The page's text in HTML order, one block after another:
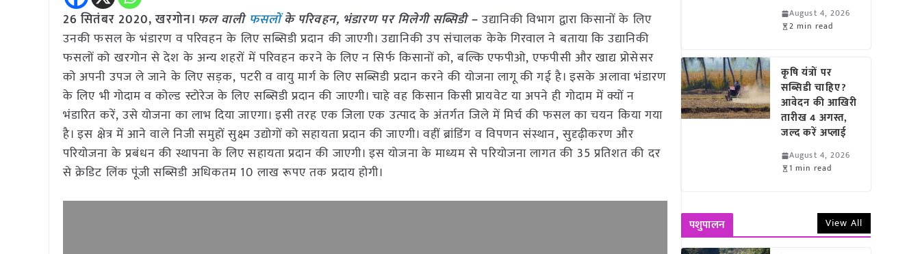
26 सितंबर 2020, खरगोन। फल वाली फसलोंके परिवहन, भंडारण पर मिलेगी सब्सिडी–उद्यानिकी विभाग द्वारा किसानों के लिए
उनकी फसल के भंडारण व परिवहन के लिए सब्सिडी प्रदान की जाएगी। उद्यानिकी उप संचालक केके गिरवाल ने बताया कि उद्यानिकी
फसलों को खरगोन से देश के अन्य शहरों में परिवहन करने के लिए न सिर्फ किसानों को, बल्कि एफपीओ, एफपीसी और खाद्य प्रोसेसर
को अपनी उपज ले जाने के लिए सड़क, पटरी व वायु मार्ग के लिए सब्सिडी प्रदान करने की योजना लागू की गई है। इसके अलावा भंडारण
के लिए भी गोदाम व कोल्ड स्टोरेज के लिए सब्सिडी प्रदान की जाएगी। चाहे वह किसान किसी प्रायवेट या अपने ही गोदाम में क्यों न
भंडारित करें, उसे योजना का लाभ दिया जाएगा। इसी तरह एक जिला एक उत्पाद के अंतर्गत जिले में मिर्च की फसल का चयन किया गया
है। इस क्षेत्र में आने वाले निजी समुहों सुक्ष्म उद्योगों को सहायता प्रदान की जाएगी। वहीं ब्रांडिंग व विपणन संस्थान, सुदृढ़ीकरण और
परियोजना के प्रबंधन की स्थापना के लिए सहायता प्रदान की जाएगी। इस योजना के माध्यम से परियोजना लागत की 35 प्रतिशत की दर
से क्रेडिट लिंक पूंजी सब्सिडी अधिकतम 10 लाख रूपए तक प्रदाय होगी।
August 4, 2026
2 min read
कृषि यंत्रों पर
सब्सिडी चाहिए?
आवेदन की आखिरी
तारीख 4 अगस्त,
जल्द करें अप्लाई
August 4, 2026
1 min read
पशुपालन View All